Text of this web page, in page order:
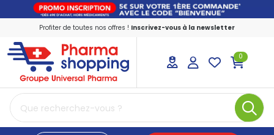
Profiter de toutes nos offres ! Inscrivez-vous à la newsletter
PharmaShopping Votre pharmacie en
0